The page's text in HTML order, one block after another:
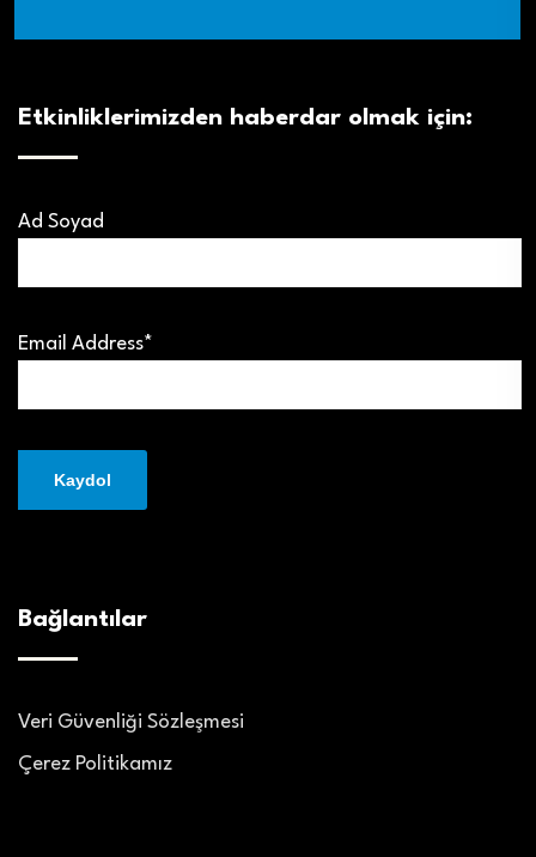
Etkinliklerimizden haberdar olmak için:
Ad Soyad
Email Address*
Bağlantılar
Veri Güvenliği Sözleşmesi
Çerez Politikamız